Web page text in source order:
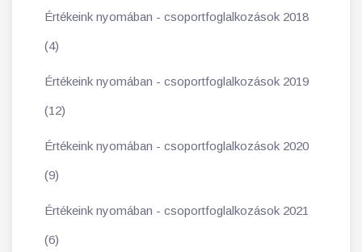
Értékeink nyomában - csoportfoglalkozások 2018
(4)
Értékeink nyomában - csoportfoglalkozások 2019
(12)
Értékeink nyomában - csoportfoglalkozások 2020
(9)
Értékeink nyomában - csoportfoglalkozások 2021
(6)